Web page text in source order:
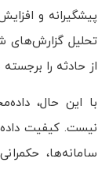
پیشگیرانه و
تحلیل گزارش‌های
از حادثه را
نیست. کیفیت
سامانه‌ها،